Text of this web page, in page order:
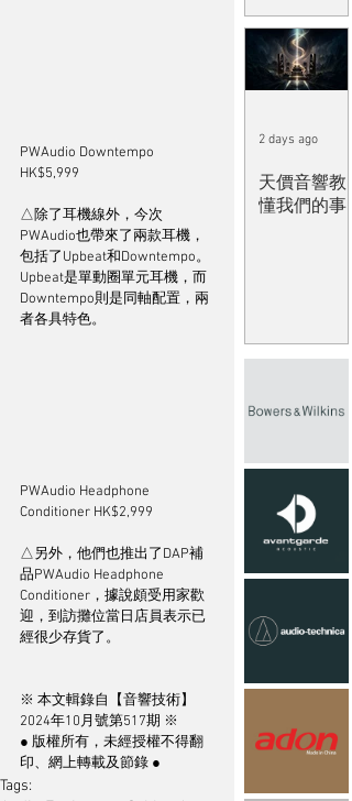
PWAudio Downtempo
HK$5,999
△除了耳機線外，今次
PWAudio也帶來了兩款耳機，
包括了Upbeat和Downtempo。
Upbeat是單動圈單元耳機，而
Downtempo則是同軸配置，兩
者各具特色。
PWAudio Headphone
Conditioner HK$2,999
△另外，他們也推出了DAP補
品PWAudio Headphone
Conditioner，據說頗受用家歡
迎，到訪攤位當日店員表示已
經很少存貨了。
※ 本文輯錄自【音響技術】
2024年10月號第517期 ※
● 版權所有，未經授權不得翻
印、網上轉載及節錄 ●
Tags:
天價音響教
懂我們的事
2 days ago